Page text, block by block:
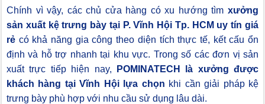
Chính vì vậy, các chủ cửa hàng có xu hướng tìm xưởng
sản xuất kệ trưng bày tại P. Vĩnh Hội Tp. HCM uy tín giá
rẻ có khả năng gia công theo diện tích thực tế, kết cấu ổn
định và hỗ trợ nhanh tại khu vực. Trong số các đơn vị sản
xuất trực tiếp hiện nay, POMINATECH là xưởng được
khách hàng tại Vĩnh Hội lựa chọn khi cần giải pháp kệ
trưng bày phù hợp với nhu cầu sử dụng lâu dài.